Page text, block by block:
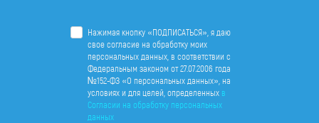
Нажимая кнопку «ПОДПИСАТЬСЯ», я даю
свое согласие на обработку моих
персональных данных, в соответствии с
Федеральным законом от 27.07.2006 года
№152-ФЗ «О персональных данных», на
условиях и для целей, определенных в
Согласии на обработку персональных
данных